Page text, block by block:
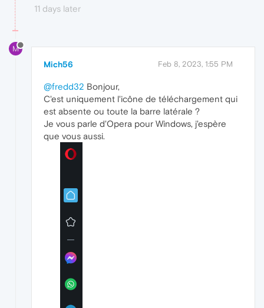
11 days later
M
Mich56 Feb 8, 2023, 1:55 PM
@fredd32 Bonjour,
C'est uniquement l'icône de téléchargement qui
est absente ou toute la barre latérale ?
Je vous parle d'Opera pour Windows, j'espère
que vous aussi.